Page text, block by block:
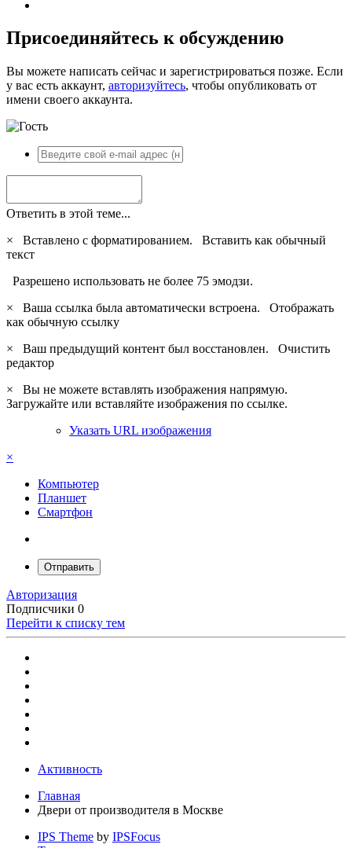
Присоединяйтесь к обсуждению
Вы можете написать сейчас и зарегистрироваться позже. Если
у вас есть аккаунт, авторизуйтесь, чтобы опубликовать от
имени своего аккаунта.
Ответить в этой теме...
×
Вставлено с форматированием. Вставить как обычный
текст
Разрешено использовать не более 75 эмодзи.
×
Ваша ссылка была автоматически встроена. Отображать
как обычную ссылку
×
Ваш предыдущий контент был восстановлен. Очистить
редактор
×
Вы не можете вставлять изображения напрямую.
Загружайте или вставляйте изображения по ссылке.
Указать URL изображения
×
Компьютер
Планшет
Смартфон
Отправить
Авторизация
Подписчики 0
Перейти к списку тем
Активность
Главная
Двери от производителя в Москве
IPS Theme by IPSFocus